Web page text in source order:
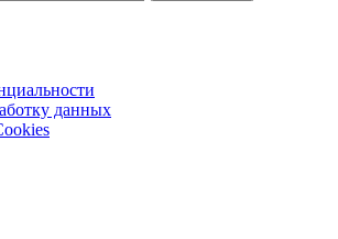
данных